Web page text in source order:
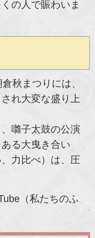
の人で賑わいま
秋まつりには、
れ大変な盛り上
囃子太鼓の公演
る大曳き合い
、力比べ）は、圧
（私たちのふ